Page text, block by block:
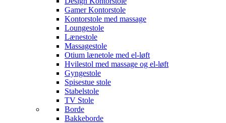
Gamer Kontorstole
Kontorstole med massage
Loungestole
Lænestole
Massagestole
Otium lænetole med el-løft
Hvilestol med massage og el-løft
Gyngestole
Spisestue stole
Stabelstole
TV Stole
Borde
Bakkeborde